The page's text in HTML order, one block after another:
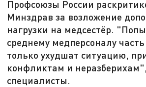
Профсоюзы России
Минздрав за возложение
нагрузки на медсестёр.
среднему медперсоналу
только ухудшат ситуацию,
конфликтам и
специалисты.